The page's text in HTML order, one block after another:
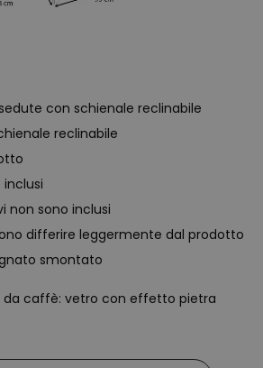
con schienale reclinabile
reclinabile
non sono inclusi
differire leggermente dal prodotto
smontato
da caffè: vetro con effetto pietra